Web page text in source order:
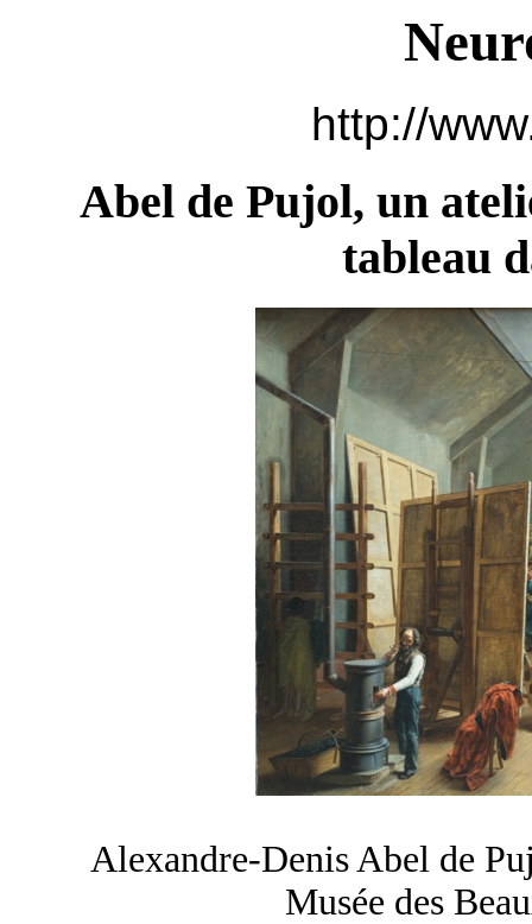
http://
Abel de Pujol, un
tableau
Alexandre-Denis Abel de
Musée des